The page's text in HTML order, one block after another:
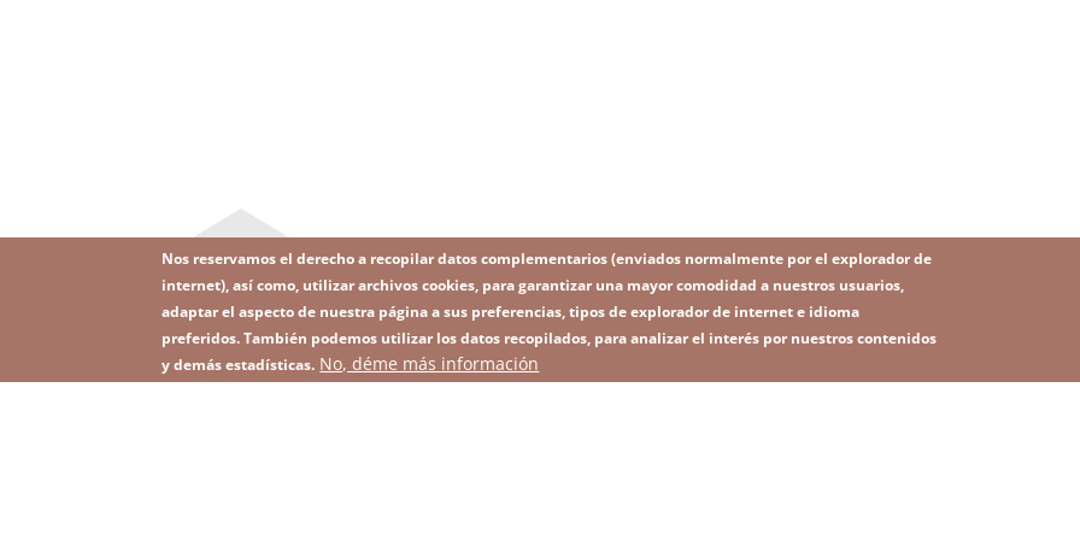
FooterSuscríbase a nuestro Newsletter
Image IMAGE
Nos reservamos el derecho a recopilar datos complementarios (enviados normalmente por el explorador de
internet), así como, utilizar archivos cookies, para garantizar una mayor comodidad a nuestros usuarios,
adaptar el aspecto de nuestra página a sus preferencias, tipos de explorador de internet e idioma
preferidos. También podemos utilizar los datos recopilados, para analizar el interés por nuestros contenidos
y demás estadísticas. No, déme más información